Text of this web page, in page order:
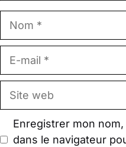
Nom
E-
Site
Enregistrer mon
dans le navigateur